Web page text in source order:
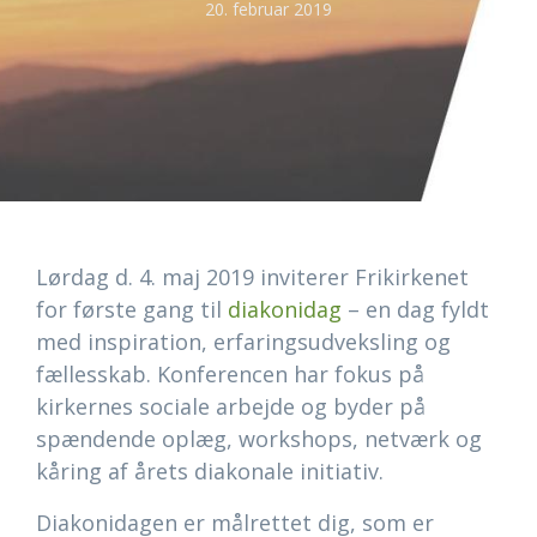
20. februar 2019
Lørdag d. 4. maj 2019 inviterer Frikirkenet
for første gang til diakonidag – en dag fyldt
med inspiration, erfaringsudveksling og
fællesskab. Konferencen har fokus på
kirkernes sociale arbejde og byder på
spændende oplæg, workshops, netværk og
kåring af årets diakonale initiativ.
Diakonidagen er målrettet dig, som er